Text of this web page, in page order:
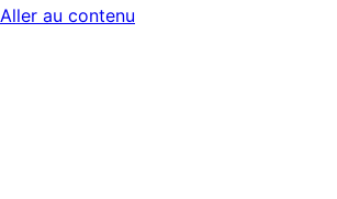
Aller au contenu